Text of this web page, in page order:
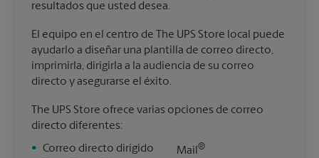
resultados que usted desea.
El equipo en el centro de The UPS Store local puede
ayudarlo a diseñar una plantilla de correo directo,
imprimirla, dirigirla a la audiencia de su correo
directo y asegurarse el éxito.
The UPS Store ofrece varias opciones de correo
directo diferentes:
• Correo directo dirigido
Mail ®